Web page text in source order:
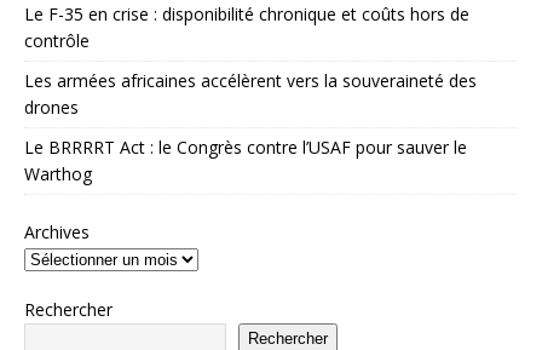
Le F-35 en crise : disponibilité chronique et coûts hors de
contrôle
Les armées africaines accélèrent vers la souveraineté des
drones
Le BRRRRT Act : le Congrès contre l’USAF pour sauver le
Warthog
Archives
Rechercher
Rechercher